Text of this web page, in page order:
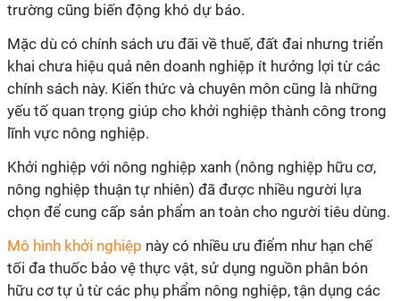
trường cũng biến động khó dự báo.
Mặc dù có chính sách ưu đãi về thuế, đất đai nhưng triển
khai chưa hiệu quả nên doanh nghiệp ít hưởng lợi từ các
chính sách này. Kiến thức và chuyên môn cũng là những
yếu tố quan trọng giúp cho khởi nghiệp thành công trong
lĩnh vực nông nghiệp.
Khởi nghiệp với nông nghiệp xanh (nông nghiệp hữu cơ,
nông nghiệp thuận tự nhiên) đã được nhiều người lựa
chọn để cung cấp sản phẩm an toàn cho người tiêu dùng.
Mô hình khởi nghiệp này có nhiều ưu điểm như hạn chế
tối đa thuốc bảo vệ thực vật, sử dụng nguồn phân bón
hữu cơ tự ủ từ các phụ phẩm nông nghiệp, tận dụng các